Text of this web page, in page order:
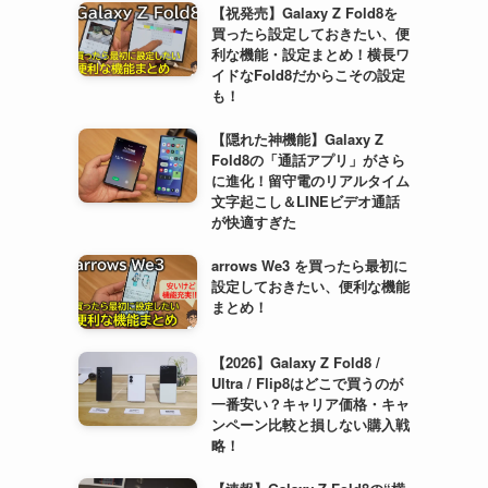
【祝発売】Galaxy Z Fold8を
買ったら設定しておきたい、便
利な機能・設定まとめ！横長ワ
イドなFold8だからこその設定
も！
【隠れた神機能】Galaxy Z
Fold8の「通話アプリ」がさら
に進化！留守電のリアルタイム
文字起こし＆LINEビデオ通話
が快適すぎた
arrows We3 を買ったら最初に
設定しておきたい、便利な機能
まとめ！
【2026】Galaxy Z Fold8 /
Ultra / Flip8はどこで買うのが
一番安い？キャリア価格・キャ
ンペーン比較と損しない購入戦
略！